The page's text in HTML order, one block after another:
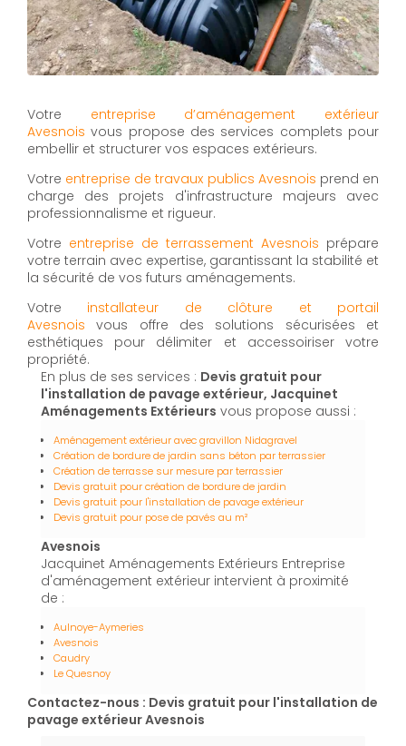
Votre entreprise d’aménagement extérieur
Avesnois vous propose des services complets pour
embellir et structurer vos espaces extérieurs.
Votre entreprise de travaux publics Avesnois prend en
charge des projets d'infrastructure majeurs avec
professionnalisme et rigueur.
Votre entreprise de terrassement Avesnois prépare
votre terrain avec expertise, garantissant la stabilité et
la sécurité de vos futurs aménagements.
Votre installateur de clôture et portail
Avesnois vous offre des solutions sécurisées et
esthétiques pour délimiter et accessoiriser votre
propriété.
En plus de ses services : Devis gratuit pour
l'installation de pavage extérieur, Jacquinet
Aménagements Extérieurs vous propose aussi :
Aménagement extérieur avec gravillon Nidagravel
Création de bordure de jardin sans béton par terrassier
Création de terrasse sur mesure par terrassier
Devis gratuit pour création de bordure de jardin
Devis gratuit pour l'installation de pavage extérieur
Devis gratuit pour pose de pavés au m²
Avesnois
Jacquinet Aménagements Extérieurs Entreprise
d'aménagement extérieur intervient à proximité
de :
Aulnoye-Aymeries
Avesnois
Caudry
Le Quesnoy
Contactez-nous : Devis gratuit pour l'installation de
pavage extérieur Avesnois